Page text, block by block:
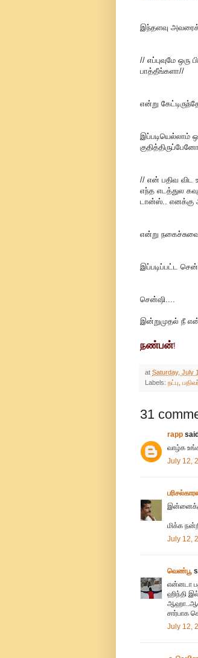
இந்தளவு அவரைக்
// எப்புவுமே
பாத்தீங்களா//
என்று
இப்படியெல்லாம்
// என் பதிவ விட
எந்த எடத்துல
டான்ஸ்.. எனக்கு
என்று
இப்படிப்பட்ட
சென்ஷி....
இன்றுமுதல் நீ
நண்பன்!
at Saturday, July
Labels: நட்பு
31
rapp
வாழ்க
July 12,
மிக்க
July 12,
வெண்பூ
என்னடா
ஹிந்தி
சார்பாக
July 12,